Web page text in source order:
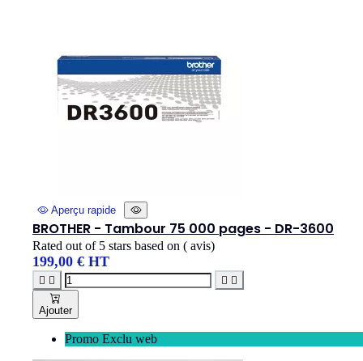
Aperçu rapide
BROTHER - Tambour 75 000 pages - DR-3600
Rated out of 5 stars based on ( avis)
199,00 € HT
   
Ajouter
Promo Exclu web